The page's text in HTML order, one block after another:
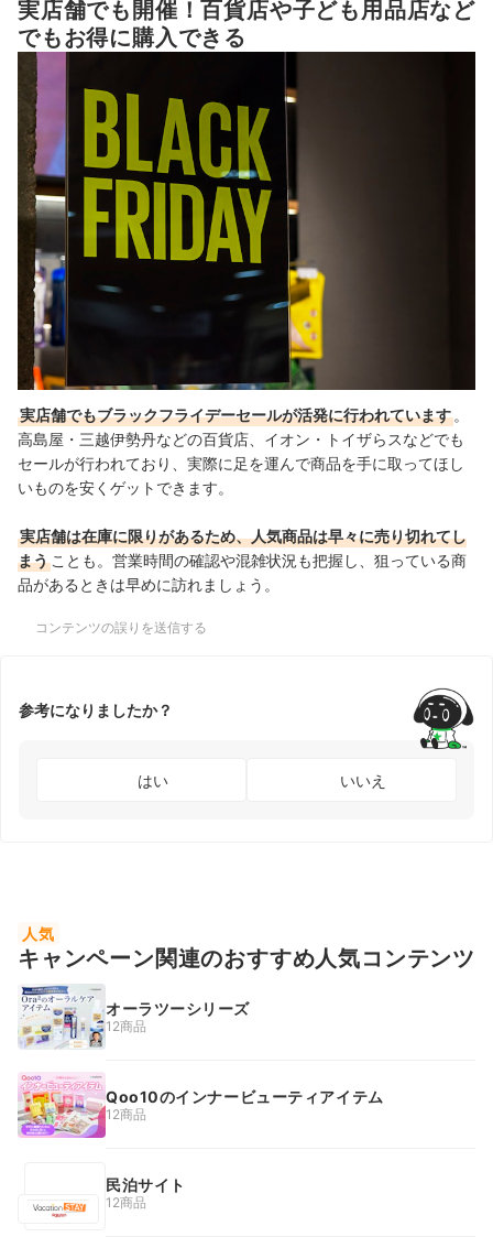
実店舗でも開催！百貨店や子ども用品店など
でもお得に購入できる
実店舗でもブラックフライデーセールが活発に行われています 。
高島屋・三越伊勢丹などの百貨店、イオン・トイザらスなどでも
セールが行われており、実際に足を運んで商品を手に取ってほし
いものを安くゲットできます。
実店舗は在庫に限りがあるため、人気商品は早々に売り切れてし
まう ことも。営業時間の確認や混雑状況も把握し、狙っている商
品があるときは早めに訪れましょう。
コンテンツの誤りを送信する
参考になりましたか？
はい いいえ
人気
キャンペーン関連のおすすめ人気コンテンツ
オーラツーシリーズ
12商品
Qoo10のインナービューティアイテム
12商品
民泊サイト
12商品